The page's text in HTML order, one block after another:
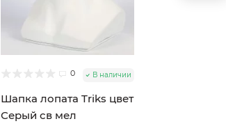
0 В наличии
Шапка лопата Triks цвет
Серый св мел